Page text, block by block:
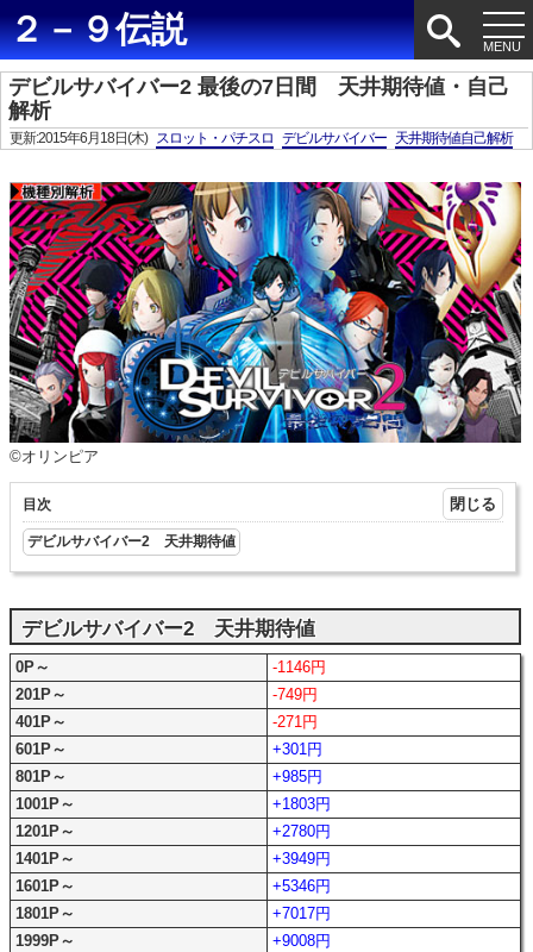
２－９伝説
デビルサバイバー2 最後の7日間 天井期待値・自己
解析
更新:2015年6月18日(木) スロット・パチスロ デビルサバイバー 天井期待値自己解析
©オリンピア
目次
デビルサバイバー2 天井期待値
デビルサバイバー2 天井期待値
0P～
-1146円
201P～
-749円
401P～
-271円
601P～
+301円
801P～
+985円
1001P～
+1803円
1201P～
+2780円
1401P～
+3949円
1601P～
+5346円
1801P～
+7017円
1999P～
+9008円